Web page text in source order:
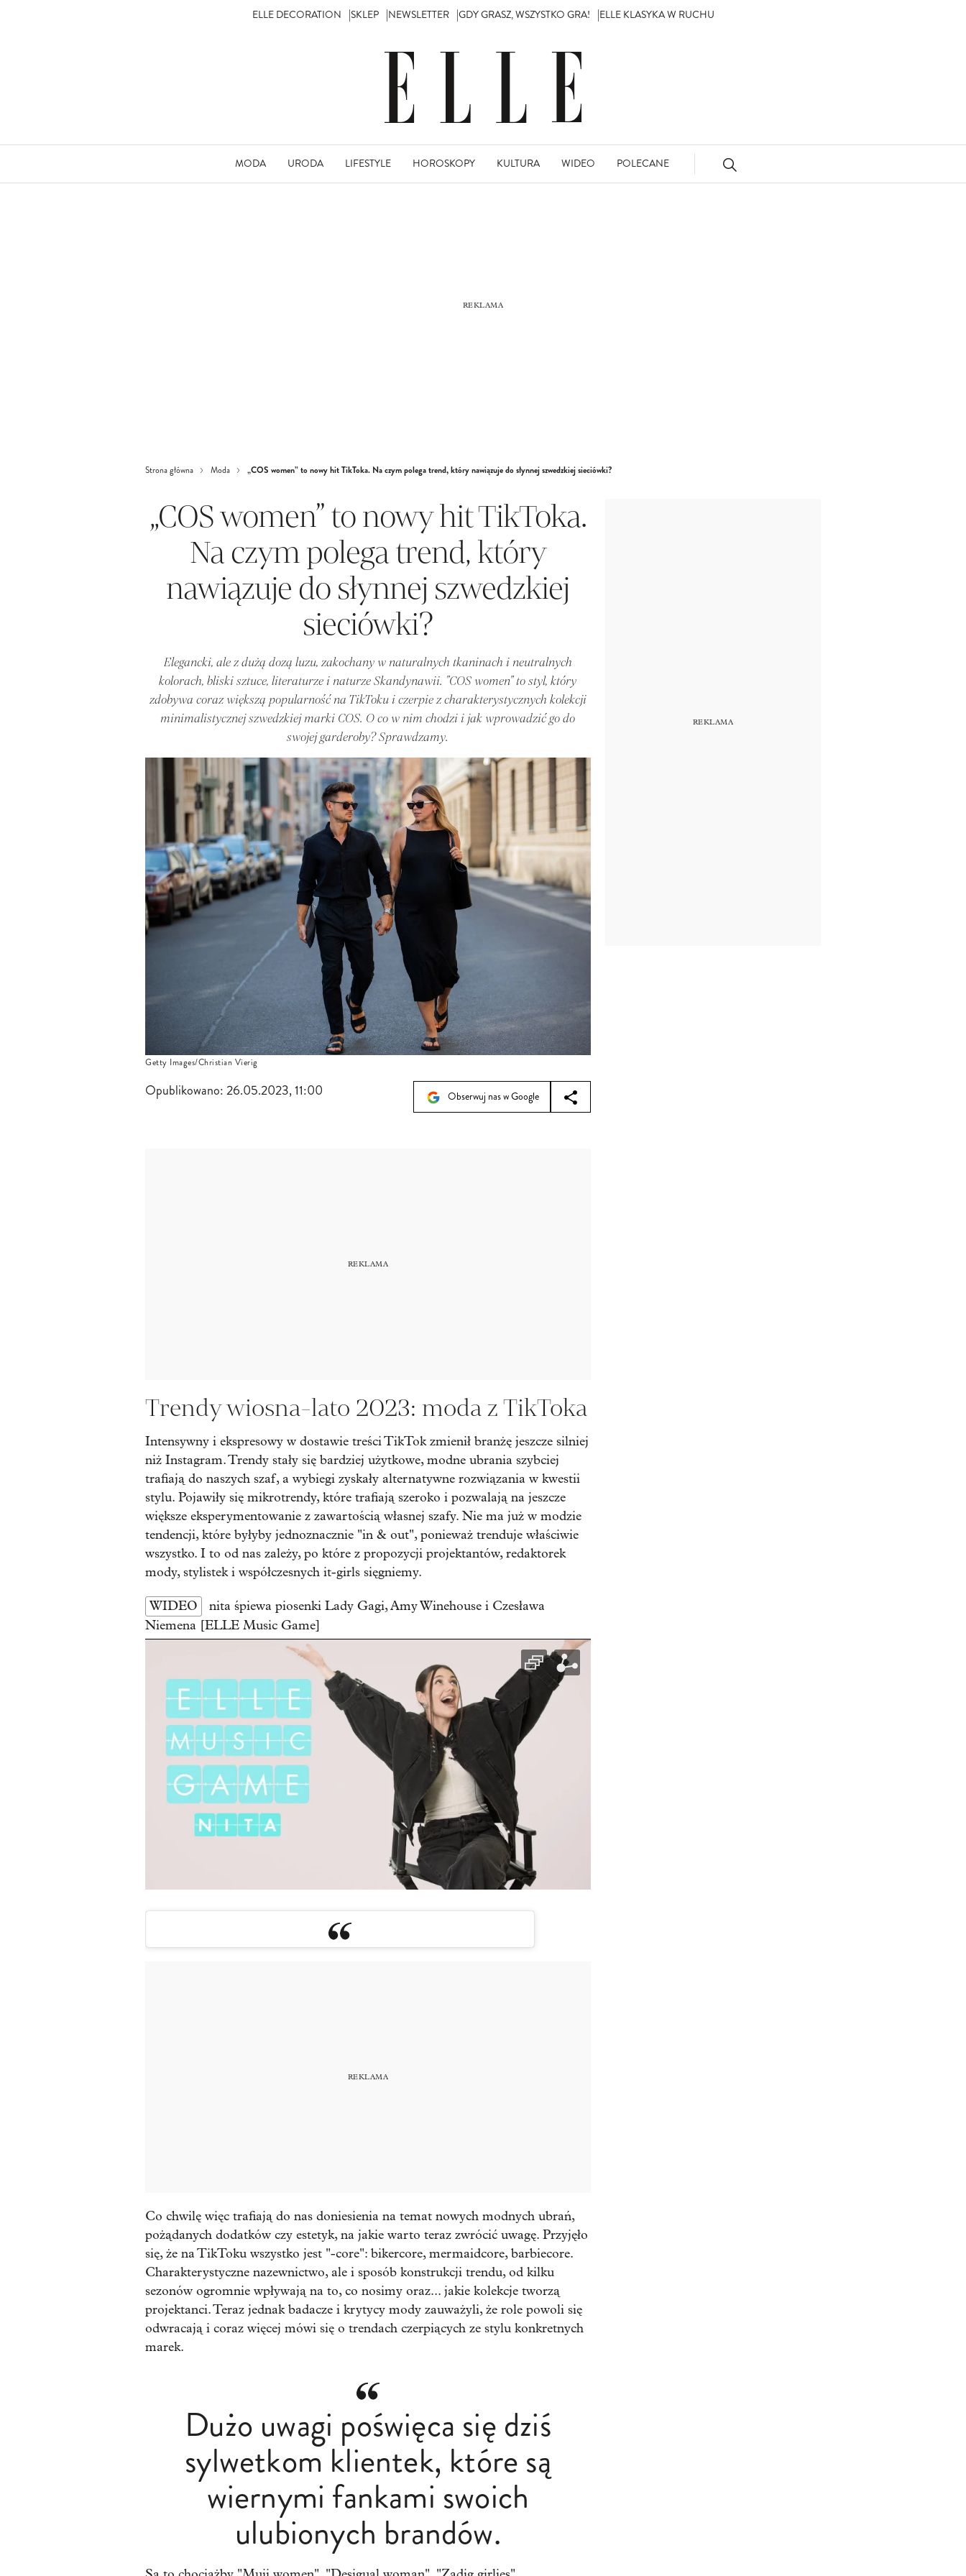
ELLE DECORATION SKLEP NEWSLETTER GDY GRASZ, WSZYSTKO GRA! ELLE KLASYKA W RUCHU
MODA URODA LIFESTYLE HOROSKOPY KULTURA WIDEO POLECANE
Strona główna Moda „COS women” to nowy hit TikToka. Na czym polega trend, który nawiązuje do słynnej szwedzkiej sieciówki?
„COS women” to nowy hit TikToka.
Na czym polega trend, który
nawiązuje do słynnej szwedzkiej
sieciówki?
Elegancki, ale z dużą dozą luzu, zakochany w naturalnych tkaninach i neutralnych
kolorach, bliski sztuce, literaturze i naturze Skandynawii. "COS women" to styl, który
zdobywa coraz większą popularność na TikToku i czerpie z charakterystycznych kolekcji
minimalistycznej szwedzkiej marki COS. O co w nim chodzi i jak wprowadzić go do
swojej garderoby? Sprawdzamy.
Getty Images/Christian Vierig
Opublikowano:26.05.2023, 11:00 Obserwuj nas w Google
Trendy wiosna-lato 2023: moda z TikToka
Intensywny i ekspresowy w dostawie treści TikTok zmienił branżę jeszcze silniej
niż Instagram. Trendy stały się bardziej użytkowe, modne ubrania szybciej
trafiają do naszych szaf, a wybiegi zyskały alternatywne rozwiązania w kwestii
stylu. Pojawiły się mikrotrendy, które trafiają szeroko i pozwalają na jeszcze
większe eksperymentowanie z zawartością własnej szafy. Nie ma już w modzie
tendencji, które byłyby jednoznacznie "in & out", ponieważ trenduje właściwie
wszystko. I to od nas zależy, po które z propozycji projektantów, redaktorek
mody, stylistek i współczesnych it-girls sięgniemy.
WIDEO
nita śpiewa piosenki Lady Gagi, Amy Winehouse i Czesława
Niemena [ELLE Music Game]
Co chwilę więc trafiają do nas doniesienia na temat nowych modnych ubrań,
pożądanych dodatków czy estetyk, na jakie warto teraz zwrócić uwagę. Przyjęło
się, że na TikToku wszystko jest "-core": bikercore, mermaidcore, barbiecore.
Charakterystyczne nazewnictwo, ale i sposób konstrukcji trendu, od kilku
sezonów ogromnie wpływają na to, co nosimy oraz... jakie kolekcje tworzą
projektanci. Teraz jednak badacze i krytycy mody zauważyli, że role powoli się
odwracają i coraz więcej mówi się o trendach czerpiących ze stylu konkretnych
marek.
Dużo uwagi poświęca się dziś
sylwetkom klientek, które są
wiernymi fankami swoich
ulubionych brandów.